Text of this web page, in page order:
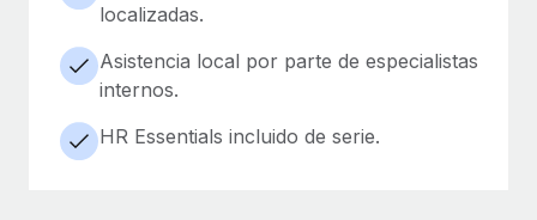
localizadas.
Asistencia local por parte de especialistas
internos.
HR Essentials incluido de serie.